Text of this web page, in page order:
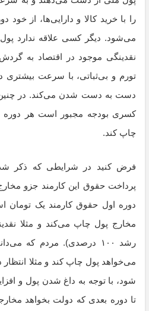
را با خرید کالا و دارایی‌ها، از خود
می‌شود. دیگر کسی علاقه ندارد پول
نقدینگی موجود در اقتصاد به
تورم و بی‌ثباتی، با سرعت بیشتری
دست‌ به دست شدن می‌کند. در چنین
کسری بودجه‌ مجبور است هر دوره
چاپ کند.
فرض کنید در شرایطی که ذکر شد،
پرداخت حقوق این کارمند جزو
دوره اول حقوق کارمند یک تومان
مخارج پول چاپ می‌کند و مثلا
رشد ۱۰۰ درصدی). مردم که
می‌خواهد پول چاپ کند و مثلا انتظار
شود، با توجه به داغ شدن پول و
تا دوره بعدی که دولت بخواهد